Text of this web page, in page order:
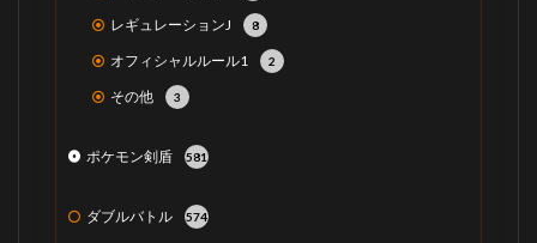
レギュレーションJ 8
オフィシャルルール1 2
その他 3
ポケモン剣盾 581
ダブルバトル 574